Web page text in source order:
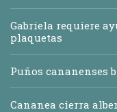
Gabriela requiere
plaquetas
Puños cananenses
Cananea cierra